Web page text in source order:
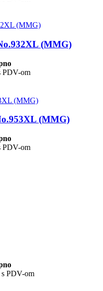
(MMG)
PDV-om
(MMG)
PDV-om
s PDV-om